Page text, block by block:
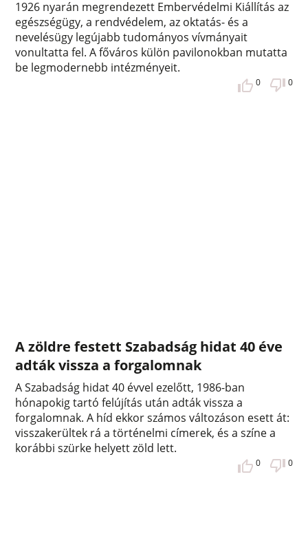
1926 nyarán megrendezett Embervédelmi Kiállítás az
egészségügy, a rendvédelem, az oktatás- és a
nevelésügy legújabb tudományos vívmányait
vonultatta fel. A főváros külön pavilonokban mutatta
be legmodernebb intézményeit.
0 0
A zöldre festett Szabadság hidat 40 éve
adták vissza a forgalomnak
A Szabadság hidat 40 évvel ezelőtt, 1986-ban
hónapokig tartó felújítás után adták vissza a
forgalomnak. A híd ekkor számos változáson esett át:
visszakerültek rá a történelmi címerek, és a színe a
korábbi szürke helyett zöld lett.
0 0